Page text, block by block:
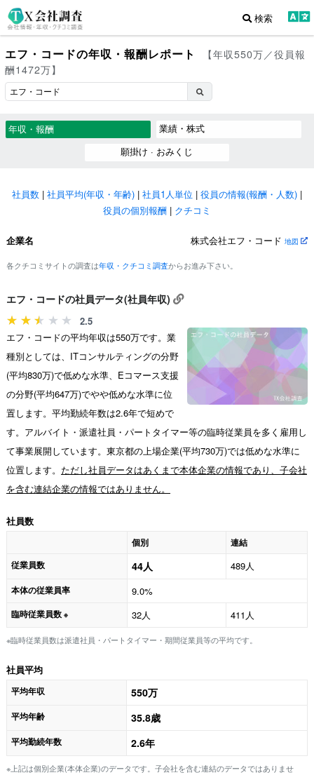
検索
エフ・コードの年収・報酬レポート
【年収550万／役員報
酬1472万】
年収・報酬
業績・株式
願掛け · おみくじ
社員数 | 社員平均(年収・年齢) | 社員1人単位 | 役員の情報(報酬・人数) |
役員の個別報酬 | クチコミ
企業名 株式会社エフ・コード 地図
各クチコミサイトの調査は年収・クチコミ調査からお進み下さい。
エフ・コードの社員データ(社員年収)
2.5
エフ・コードの平均年収は550万です。業
種別としては、ITコンサルティングの分野
(平均830万)で低めな水準、Eコマース支援
の分野(平均647万)でやや低めな水準に位
置します。平均勤続年数は2.6年で短めで
す。アルバイト・派遣社員・パートタイマー等の臨時従業員を多く雇用し
て事業展開しています。東京都の上場企業(平均730万)では低めな水準に
位置します。 ただし社員データはあくまで本体企業の情報であり、子会社
を含む連結企業の情報ではありません。
社員数
個別
連結
従業員数
44人 489人
本体の従業員率 9.0%
臨時従業員数 ※ 32人 411人
※臨時従業員数は派遣社員・パートタイマー・期間従業員等の平均です。
社員平均
平均年収 550万
平均年齢 35.8歳
平均勤続年数 2.6年
※上記は個別企業(本体企業)のデータです。子会社を含む連結のデータではありませ